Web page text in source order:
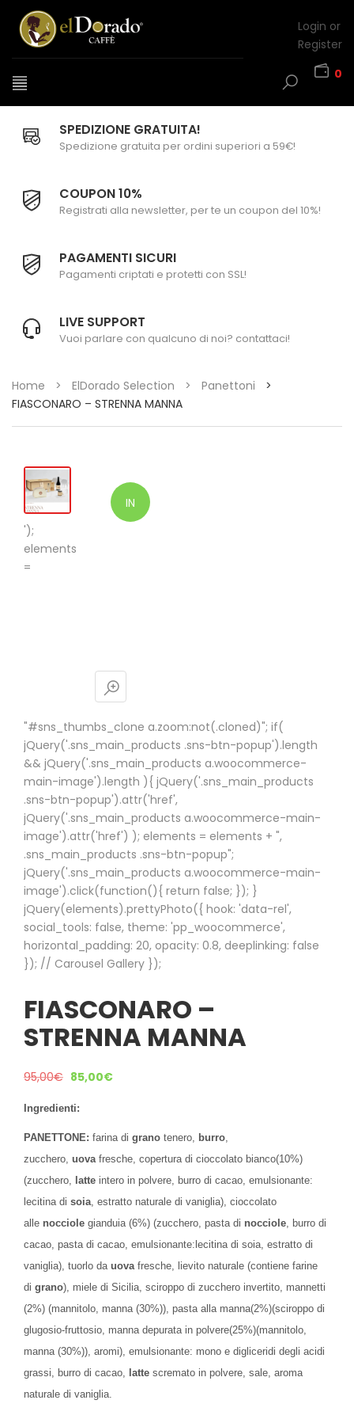
Login or
Register
0
SPEDIZIONE GRATUITA!
Spedizione gratuita per ordini superiori a 59€!
COUPON 10%
Registrati alla newsletter, per te un coupon del 10%!
PAGAMENTI SICURI
Pagamenti criptati e protetti con SSL!
LIVE SUPPORT
Vuoi parlare con qualcuno di noi? contattaci!
Home > ElDorado Selection > Panettoni
>
FIASCONARO – STRENNA MANNA
IN
');
elements
=
"#sns_thumbs_clone a.zoom:not(.cloned)"; if(
jQuery('.sns_main_products .sns-btn-popup').length
&& jQuery('.sns_main_products a.woocommerce-
main-image').length ){ jQuery('.sns_main_products
.sns-btn-popup').attr('href',
jQuery('.sns_main_products a.woocommerce-main-
image').attr('href') ); elements = elements + ",
.sns_main_products .sns-btn-popup";
jQuery('.sns_main_products a.woocommerce-main-
image').click(function(){ return false; }); }
jQuery(elements).prettyPhoto({ hook: 'data-rel',
social_tools: false, theme: 'pp_woocommerce',
horizontal_padding: 20, opacity: 0.8, deeplinking: false
}); // Carousel Gallery });
FIASCONARO –
STRENNA MANNA
95,00€ 85,00€
Ingredienti:
PANETTONE: farina di grano tenero, burro,
zucchero, uovafresche, copertura di cioccolato bianco(10%)
(zucchero, latte intero in polvere, burro di cacao, emulsionante:
lecitina di soia, estratto naturale di vaniglia), cioccolato
alle nocciole gianduia (6%) (zucchero, pasta di nocciole, burro di
cacao, pasta di cacao, emulsionante:lecitina di soia, estratto di
vaniglia), tuorlo da uovafresche, lievito naturale (contiene farine
di grano), miele di Sicilia, sciroppo di zucchero invertito, mannetti
(2%) (mannitolo, manna (30%)), pasta alla manna(2%)(sciroppo di
glugosio-fruttosio, manna depurata in polvere(25%)(mannitolo,
manna (30%)), aromi), emulsionante: mono e digliceridi degli acidi
grassi, burro di cacao, latte scremato in polvere, sale, aroma
naturale di vaniglia.